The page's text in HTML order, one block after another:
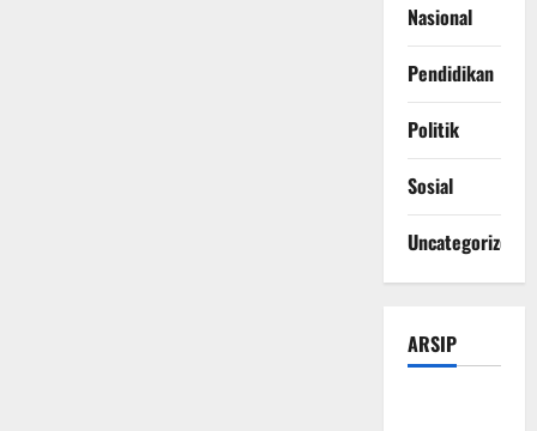
Nasional
Pendidikan
Politik
Sosial
Uncategorized
ARSIP